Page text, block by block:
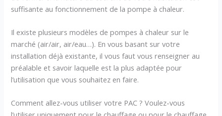
suffisante au fonctionnement de la pompe à chaleur.
Il existe plusieurs modèles de pompes à chaleur sur le
marché (air/air, air/eau…). En vous basant sur votre
installation déjà existante, il vous faut vous renseigner au
préalable et savoir laquelle est la plus adaptée pour
l’utilisation que vous souhaitez en faire.
Comment allez-vous utiliser votre PAC ? Voulez-vous